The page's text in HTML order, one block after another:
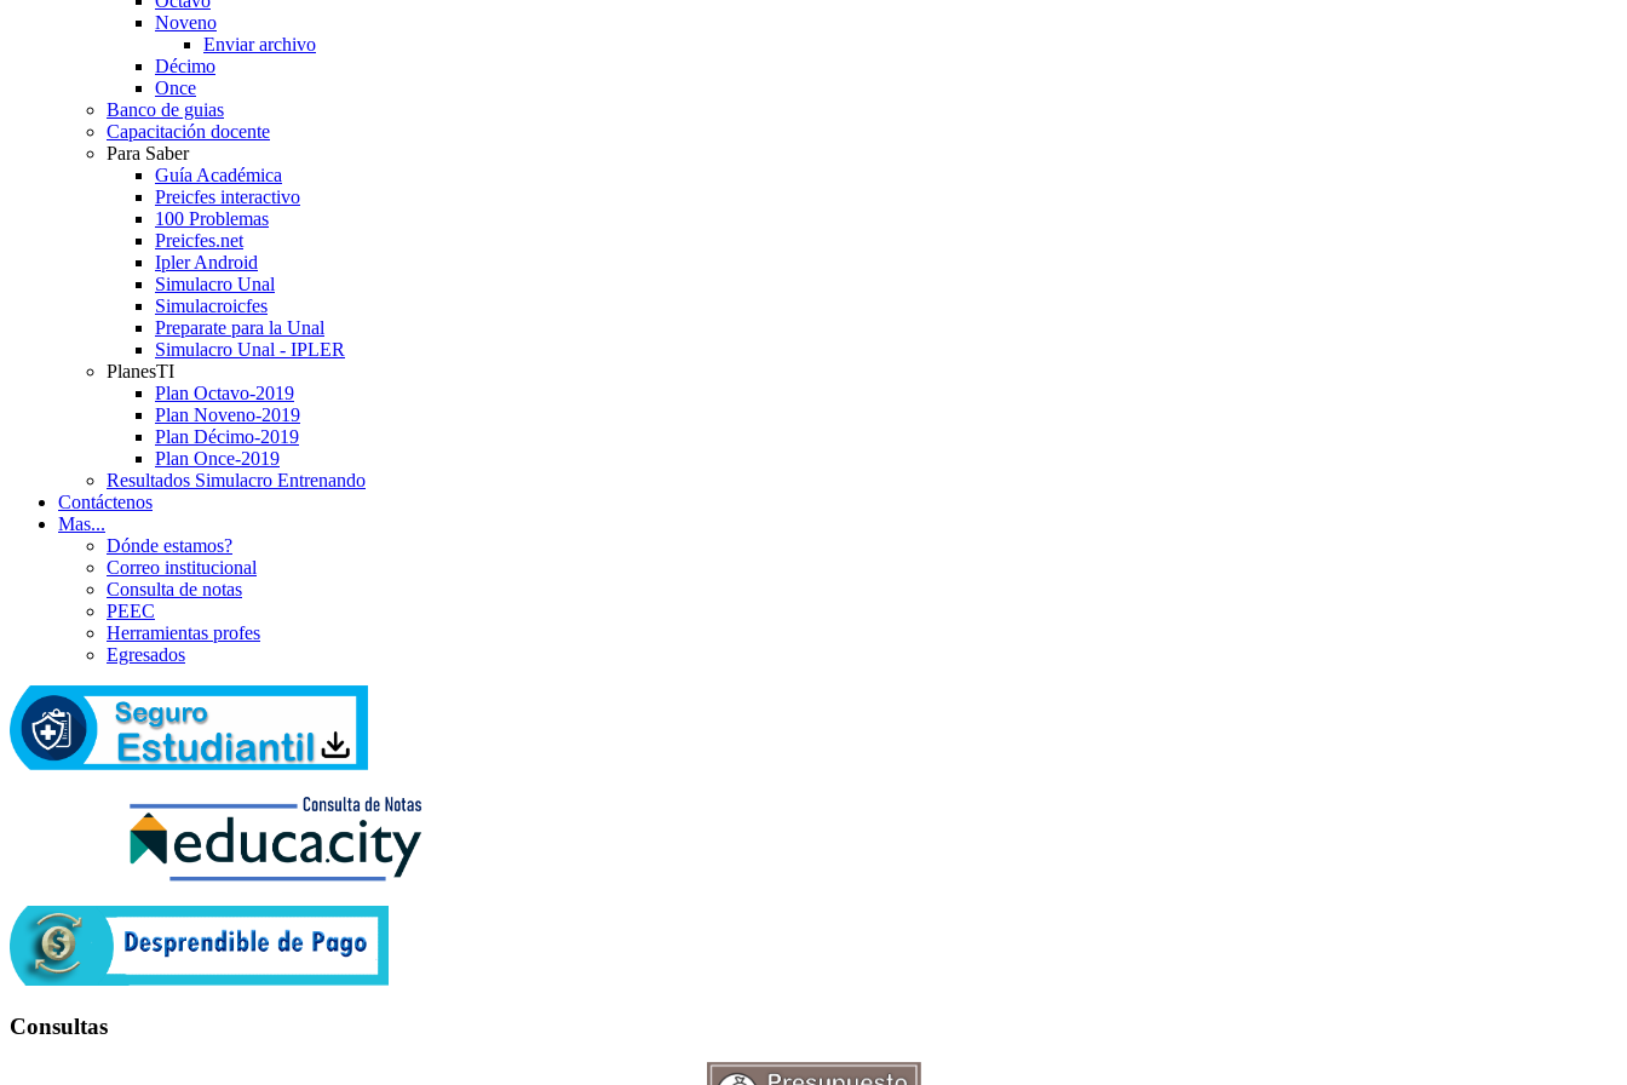
Noveno
Enviar archivo
Décimo
Once
Banco de guias
Capacitación docente
Para Saber
Guía Académica
Preicfes interactivo
100 Problemas
Preicfes.net
Ipler Android
Simulacro Unal
Simulacroicfes
Preparate para la Unal
Simulacro Unal - IPLER
PlanesTI
Plan Octavo-2019
Plan Noveno-2019
Plan Décimo-2019
Plan Once-2019
Resultados Simulacro Entrenando
Contáctenos
Mas...
Dónde estamos?
Correo institucional
Consulta de notas
PEEC
Herramientas profes
Egresados
Consultas